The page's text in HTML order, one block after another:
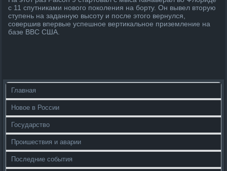
с 11 спутниками нового поколения на борту. Он вывел вторую
ступень на заданную высоту и после этого вернулся,
совершив впервые успешное вертикальное приземление на
базе ВВС США.
Главная
Новое в России
Государство
Проишествия и аварии
Последние события